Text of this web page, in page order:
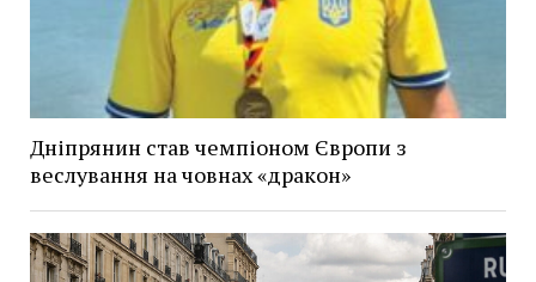
Дніпрянин став чемпіоном Європи з
веслування на човнах «дракон»